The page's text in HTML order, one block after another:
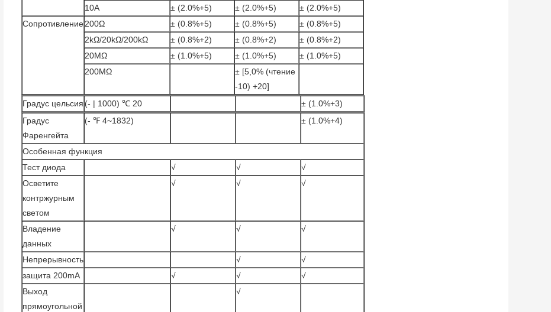
10A
± (2.0%+5) ± (2.0%+5)
± (2.0%+5)
Сопротивление200Ω ± (0.8%+5) ± (0.8%+5)
± (0.8%+5)
2kΩ/20kΩ/200kΩ
± (0.8%+2) ± (0.8%+2)
± (0.8%+2)
20MΩ
± (1.0%+5) ± (1.0%+5)
± (1.0%+5)
200MΩ
± [5,0% (чтение
-10) +20]
Градус цельсия (- | 1000) ℃ 20
± (1.0%+3)
Градус
Фаренгейта
(- ℉ 4~1832) ± (1.0%+4)
Особенная функция
Тест диода
√ √
√
Осветите
контржурным
светом
√ √ √
Владение
данных
√ √ √
Непрерывность √
√
защита 200mA
√ √
√
Выход
прямоугольной
√